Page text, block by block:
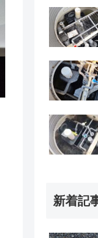
新着記